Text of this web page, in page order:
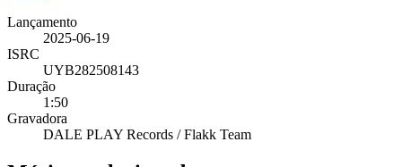
Lançamento
2025-06-19
ISRC
UYB282508143
Duração
1:50
Gravadora
DALE PLAY Records / Flakk Team